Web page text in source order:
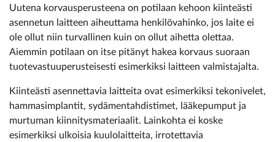
Uutena korvausperusteena on potilaan kehoon kiinteästi
asennetun laitteen aiheuttama henkilövahinko, jos laite ei
ole ollut niin turvallinen kuin on ollut aihetta olettaa.
Aiemmin potilaan on itse pitänyt hakea korvaus suoraan
tuotevastuuperusteisesti esimerkiksi laitteen valmistajalta.
Kiinteästi asennettavia laitteita ovat esimerkiksi tekonivelet,
hammasimplantit, sydämentahdistimet, lääkepumput ja
murtuman kiinnitysmateriaalit. Lainkohta ei koske
esimerkiksi ulkoisia kuulolaitteita, irrotettavia